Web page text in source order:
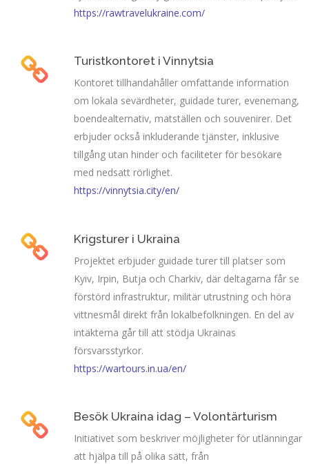
https://rawtravelukraine.com/
Turistkontoret i Vinnytsia
Kontoret tillhandahåller omfattande information
om lokala sevärdheter, guidade turer, evenemang,
boendealternativ, matställen och souvenirer. Det
erbjuder också inkluderande tjänster, inklusive
tillgång utan hinder och faciliteter för besökare
med nedsatt rörlighet.
https://vinnytsia.city/en/
Krigsturer i Ukraina
Projektet erbjuder guidade turer till platser som
Kyiv, Irpin, Butja och Charkiv, där deltagarna får se
förstörd infrastruktur, militär utrustning och höra
vittnesmål direkt från lokalbefolkningen. En del av
intäkterna går till att stödja Ukrainas
försvarsstyrkor.
https://wartours.in.ua/en/
Besök Ukraina idag – Volontärturism
Initiativet som beskriver möjligheter för utlänningar
att hjälpa till på olika sätt, från